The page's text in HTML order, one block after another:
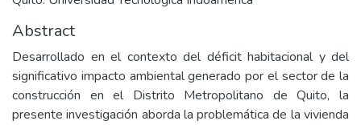
Abstract
Desarrollado en el contexto del déficit habitacional y del
significativo impacto ambiental generado por el sector de la
construcción en el Distrito Metropolitano de Quito, la
presente investigación aborda la problemática de la vivienda